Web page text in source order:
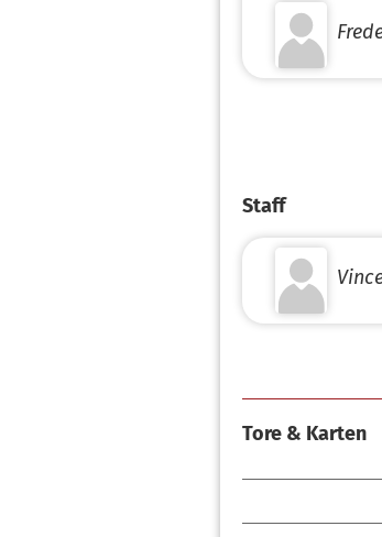
Staff
Tore & Karten